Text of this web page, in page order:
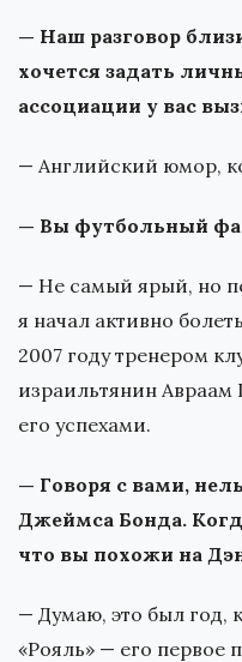
— Наш разговор
хочется задать
ассоциации у вас
— Английский юмор,
— Вы футбольный
— Не самый ярый, но
я начал активно
2007 году тренером
израильтянин Авраам
его успехами.
— Говоря с вами,
Джеймса Бонда.
что вы похожи на
— Думаю, это был год,
«Рояль» — его первое